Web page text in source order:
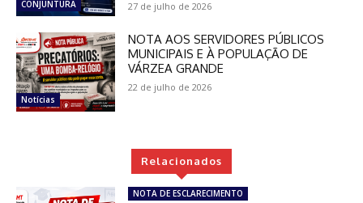
CONJUNTURA 27 de julho de 2026
Notícias
NOTA AOS SERVIDORES PÚBLICOS
MUNICIPAIS E À POPULAÇÃO DE
VÁRZEA GRANDE
22 de julho de 2026
Relacionados
NOTA DE ESCLARECIMENTO